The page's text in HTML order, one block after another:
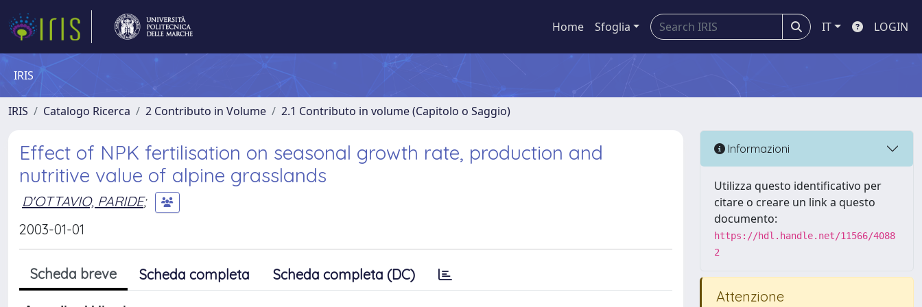
Home Sfoglia IT LOGIN
IRIS
IRIS Catalogo Ricerca 2 Contributo in Volume 2.1 Contributo in volume (Capitolo o Saggio)
Effect of NPK fertilisation on seasonal growth rate, production and
nutritive value of alpine grasslands
D'OTTAVIO, PARIDE;
2003-01-01
Scheda breve Scheda completa Scheda completa (DC)
Informazioni
Utilizza questo identificativo per
citare o creare un link a questo
documento:
https://hdl.handle.net/11566/4088
2
Attenzione